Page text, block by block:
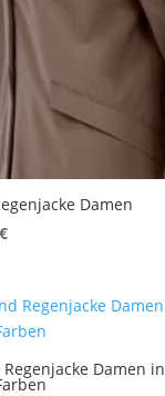
Damen
€Aktueller
160,00 €.
Damen in